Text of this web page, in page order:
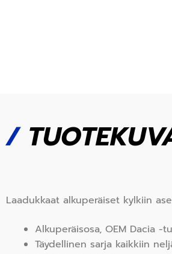
/
Laadukkaat alkuperäiset kylkiin
Alkuperäisosa, OEM Dacia -
Täydellinen sarja kaikkiin